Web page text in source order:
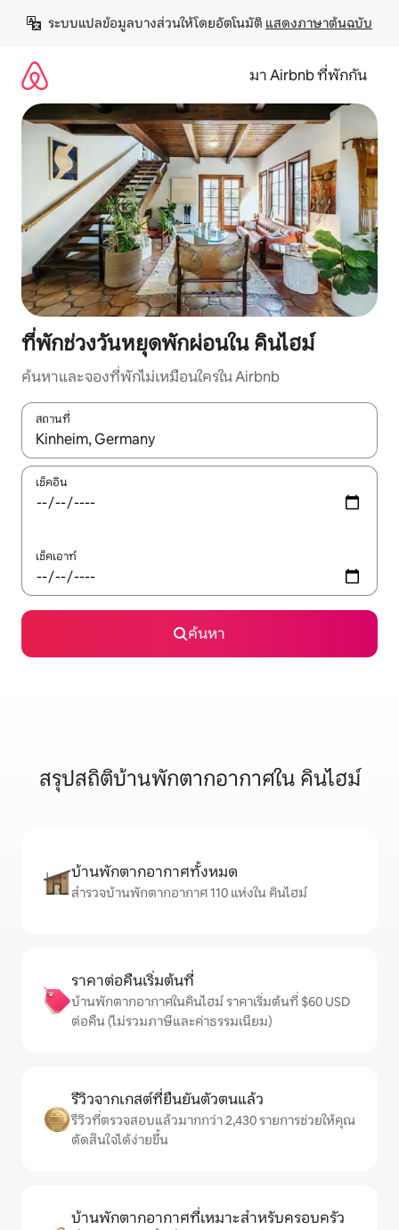
เนื้อหา
ระบบแปลข้อมูลบางส่วนให้โดยอัตโนมัติ แสดงภาษาต้นฉบับ
มา Airbnb ที่พักกัน
ที่พักช่วงวันหยุดพักผ่อนใน คินไฮม์
ค้นหาและจองที่พักไม่เหมือนใครใน Airbnb
สถานที่
ใช้ลูกศรขึ้นลง หรือใช้การสัมผัสหรือปัด เพื่อสำรวจผลการค้นหา
เช็คอิน
เช็คเอาท์
ค้นหา
สรุปสถิติบ้านพักตากอากาศใน คินไฮม์
บ้านพักตากอากาศทั้งหมด
สำรวจบ้านพักตากอากาศ 110 แห่งใน คินไฮม์
ราคาต่อคืนเริ่มต้นที่
บ้านพักตากอากาศในคินไฮม์ ราคาเริ่มต้นที่ $60 USD
ต่อคืน (ไม่รวมภาษีและค่าธรรมเนียม)
รีวิวจากเกสต์ที่ยืนยันตัวตนแล้ว
รีวิวที่ตรวจสอบแล้วมากกว่า 2,430 รายการช่วยให้คุณ
ตัดสินใจได้ง่ายขึ้น
บ้านพักตากอากาศที่เหมาะสำหรับครอบครัว